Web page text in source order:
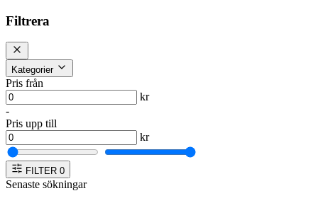
Filtrera
Kategorier
Pris från
kr
-
Pris upp till
kr
FILTER 0
Senaste sökningar